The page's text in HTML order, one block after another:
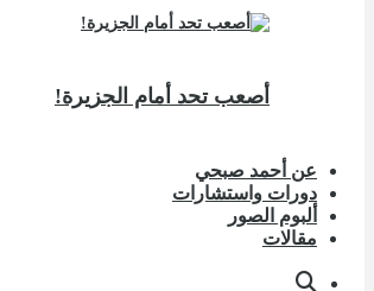
أصعب تحد أمام الجزيرة!
عن أحمد صبحي
دورات واستشارات
ألبوم الصور
مقالات